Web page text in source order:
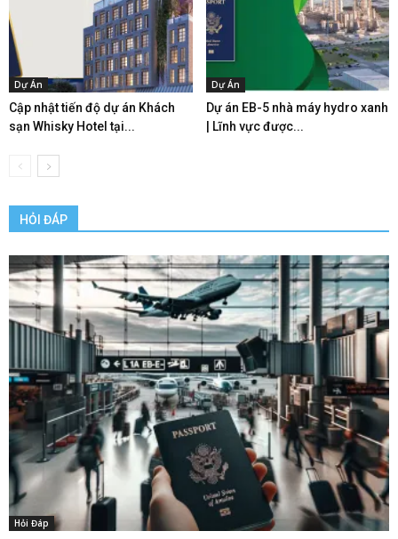
Dự Án
Cập nhật tiến độ dự án Khách
sạn Whisky Hotel tại...
Dự Án
Dự án EB-5 nhà máy hydro xanh
| Lĩnh vực được...
HỎI ĐÁP
Hỏi Đáp